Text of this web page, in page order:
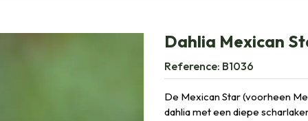
Dahlia Mexican
Reference: B1036
De Mexican Star (voorheen
dahlia met een diepe